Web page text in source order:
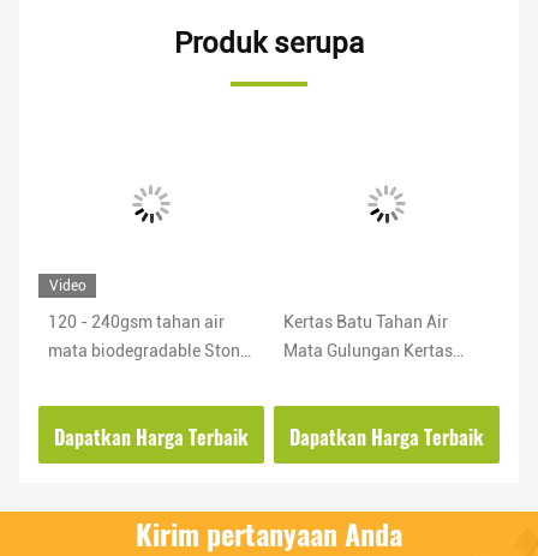
Produk serupa
Video
120 - 240gsm tahan air
mata biodegradable Stone
Notebook
Dapatkan Harga Terbaik
Kertas Batu Tahan Air
Mata Gulungan Kertas
375 - 600gsm Untuk Kotak
Dapatkan Harga Terbaik
Kirim pertanyaan Anda